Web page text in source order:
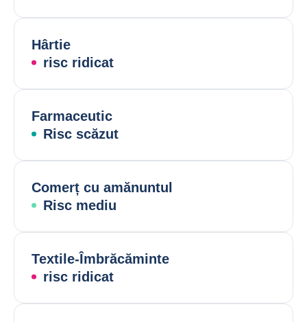
Hârtie
risc ridicat
Farmaceutic
Risc scăzut
Comerț cu amănuntul
Risc mediu
Textile-Îmbrăcăminte
risc ridicat